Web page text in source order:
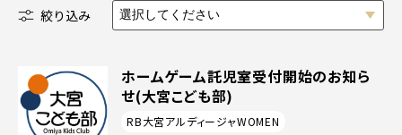
絞り込み 選択してください
ホームゲーム託児室受付開始のお知ら
せ(大宮こども部)
RB大宮アルディージャWOMEN